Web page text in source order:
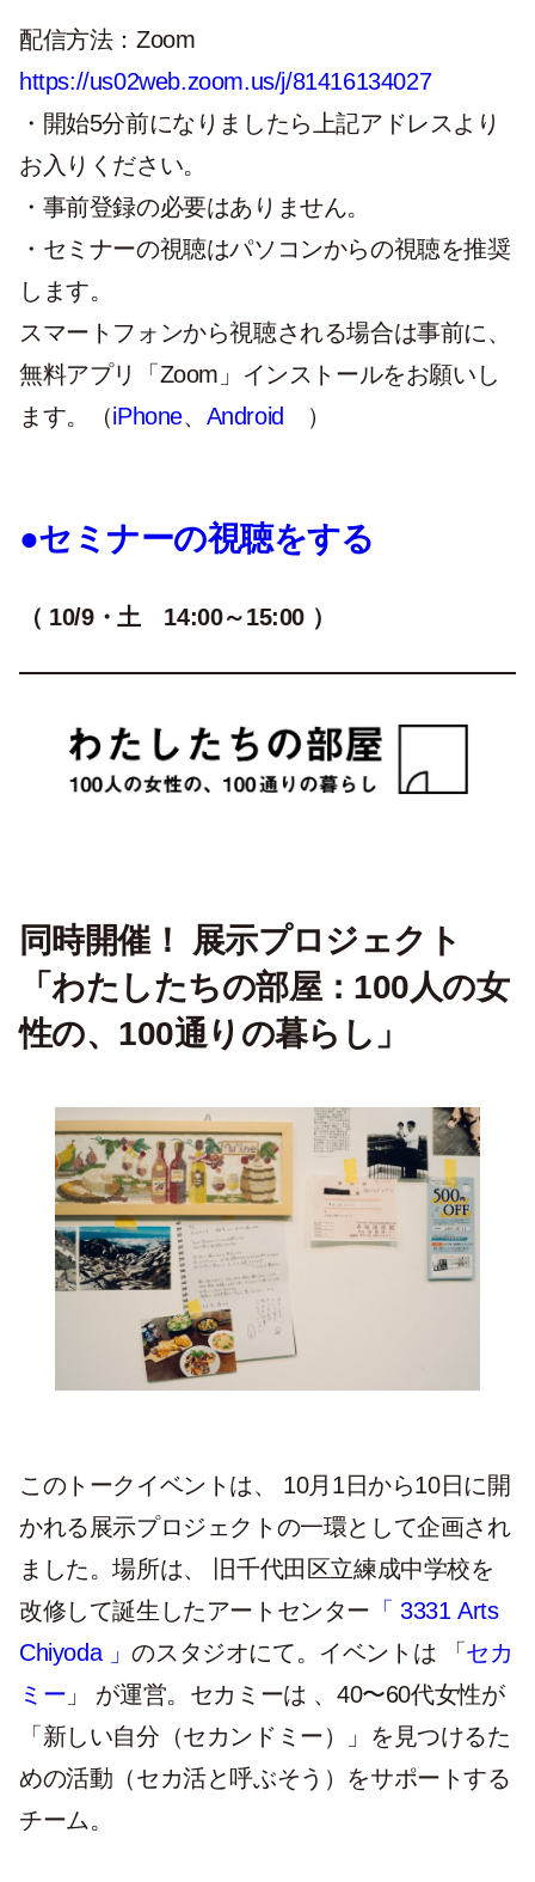
配信方法： Zoom
https://us02web.zoom.us/j/81416134027
・開始5分前になりましたら上記アドレスより
お入りください。
・事前登録の必要はありません。
・セミナーの視聴はパソコンからの視聴を推奨
します。
スマートフォンから視聴される場合は事前に、
無料アプリ「Zoom」インストールをお願いし
ます。（iPhone、 Android ）
●セミナーの視聴をする
（ 10/9・土 14:00～15:00 ）
同時開催！ 展示プロジェクト
「わたしたちの部屋：100人の女
性の、100通りの暮らし」
このトークイベントは、 10月1日から10日に開
かれる展示プロジェクトの一環として企画され
ました。場所は、 旧千代田区立練成中学校を
改修して誕生したアートセンター 「 3331 Arts
Chiyoda 」のスタジオにて。イベントは 「 セカ
ミー 」 が運営。セカミーは 、40〜60代女性が
「新しい自分（セカンドミー）」を見つけるた
めの活動（セカ活と呼ぶそう）をサポートする
チーム。